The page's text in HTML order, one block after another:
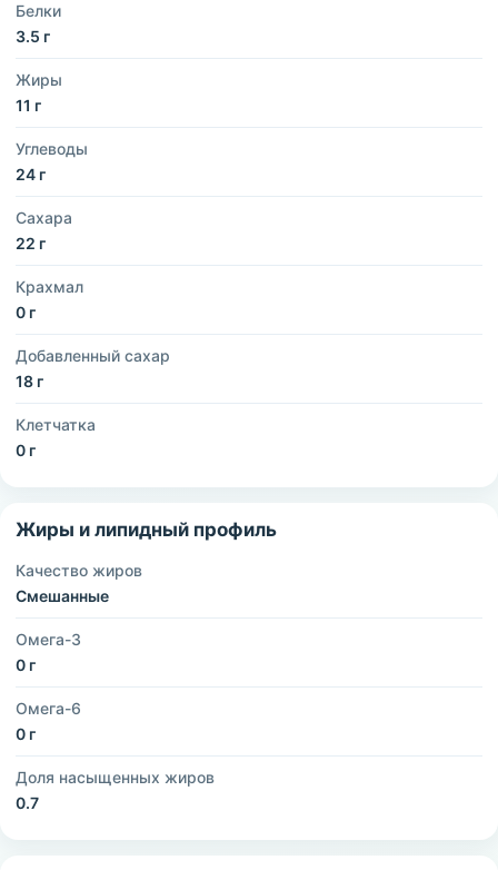
Белки
3.5 г
Жиры
11 г
Углеводы
24 г
Сахара
22 г
Крахмал
0 г
Добавленный сахар
18 г
Клетчатка
0 г
Жиры и липидный профиль
Качество жиров
Смешанные
Омега-3
0 г
Омега-6
0 г
Доля насыщенных жиров
0.7